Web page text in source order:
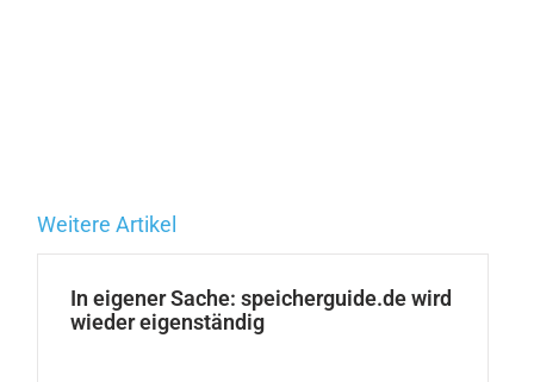
Weitere Artikel
In eigener Sache: speicherguide.de wird
wieder eigenständig